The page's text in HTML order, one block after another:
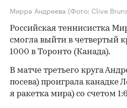
Мирра Андреева (Фото: Clive
Российская теннисистка
смогла выйти в четвертый
1000 в Торонто (Канада).
В матче третьего круга
посева) проиграла канадке
я ракетка мира) со счетом